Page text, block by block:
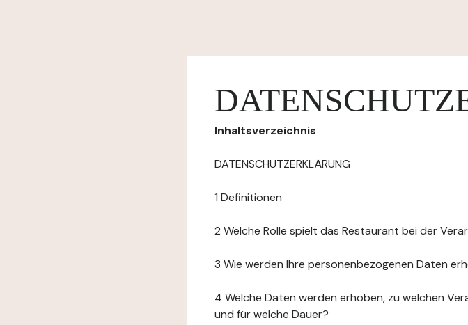
Inhaltsverzeichnis
DATENSCHUTZERKLÄRUNG
1 Definitionen
2 Welche Rolle spielt das Restaurant bei der
3 Wie werden Ihre personenbezogenen Daten
4 Welche Daten werden erhoben, zu welchen
und für welche Dauer?